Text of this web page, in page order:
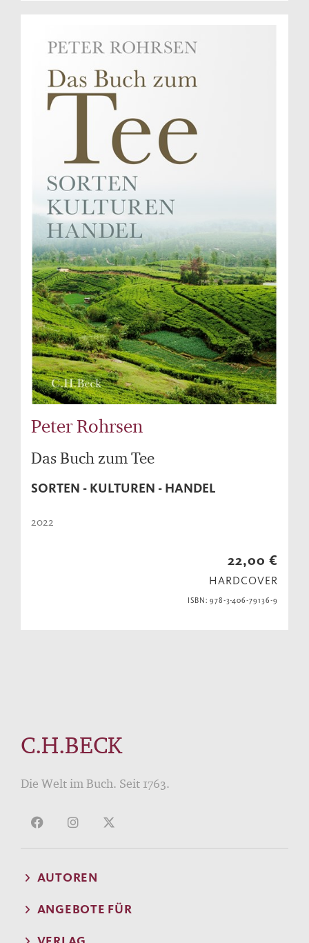
Peter Rohrsen
Das Buch zum Tee
SORTEN - KULTUREN - HANDEL
2022
22,00 €
HARDCOVER
ISBN: 978-3-406-79136-9
C.H.BECK
Die Welt im Buch. Seit 1763.
AUTOREN
ANGEBOTE FÜR